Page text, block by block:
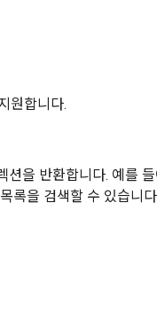
원합니다.
션을 반환합니다. 예를
록을 검색할 수 있습니